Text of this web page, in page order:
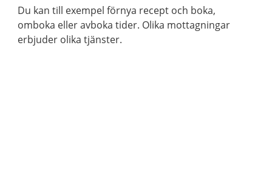
Du kan till exempel förnya recept och boka,
omboka eller avboka tider. Olika mottagningar
erbjuder olika tjänster.